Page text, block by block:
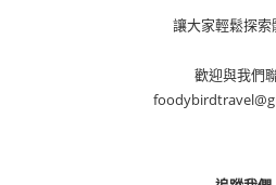
讓大家輕鬆探索
歡迎與我們